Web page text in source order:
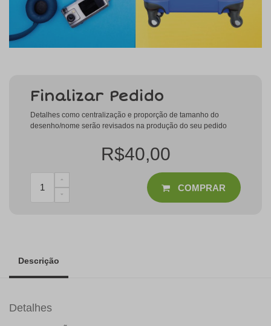
Finalizar Pedido
Detalhes como centralização e proporção de tamanho do
desenho/nome serão revisados na produção do seu pedido
R$40,00
COMPRAR
Descrição
Detalhes